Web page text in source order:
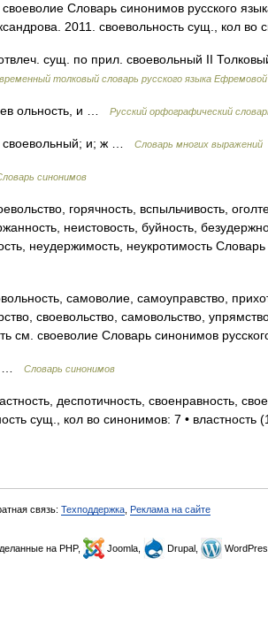
Словарь синонимов русского
2011. своевольность сущ., кол
сущ. по прил. своевольный II
толковый словарь русского языка Ефремовой
ольность, и … Русский орфографический
и; ж … Словарь многих выражений
синонимов
горячность, вспыльчивость,
неистовость, буйность,
неудержимость, неукротимость
самоволие, самоуправство,
своевольство, самовольство,
см. своеволие Словарь синонимов
… Словарь синонимов
деспотичность, своенравность,
сущ., кол во синонимов: 7 • властность
связь: Техподдержка Реклама на сайте
на PHP, Joomla, Drupal,